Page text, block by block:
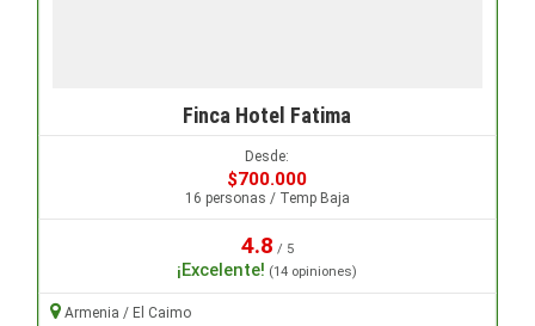
Finca Hotel Fatima
Desde:
$700.000
16 personas / Temp Baja
4.8 / 5
¡Excelente! (14 opiniones)
Armenia / El Caimo